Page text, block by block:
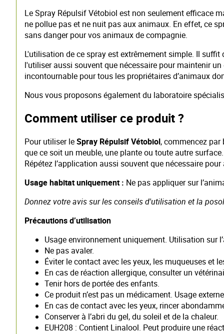
Le Spray Répulsif Vétobiol est non seulement efficace
ne pollue pas et ne nuit pas aux animaux. En effet, ce
sans danger pour vos animaux de compagnie.
L'utilisation de ce spray est extrêmement simple. Il
l'utiliser aussi souvent que nécessaire pour maintenir
incontournable pour tous les propriétaires d’animaux
Nous vous proposons également du laboratoire
Comment utiliser ce produit ?
Pour utiliser leSpray Répulsif Vétobiol, commencez
que ce soit un meuble, une plante ou toute autre
Répétez l’application aussi souvent que nécessaire
Usage habitat uniquement : Ne pas appliquer sur
Donnez votre avis sur les conseils d'utilisation et la
Précautions d’utilisation
Usage environnement uniquement. Utilisation sur
Ne pas avaler.
Éviter le contact avec les yeux, les muqueuses et
En cas de réaction allergique, consulter un
Tenir hors de portée des enfants.
Ce produit n’est pas un médicament. Usage
En cas de contact avec les yeux, rincer
Conserver à l’abri du gel, du soleil et de la chaleur.
EUH208 : Contient Linalool. Peut produire une